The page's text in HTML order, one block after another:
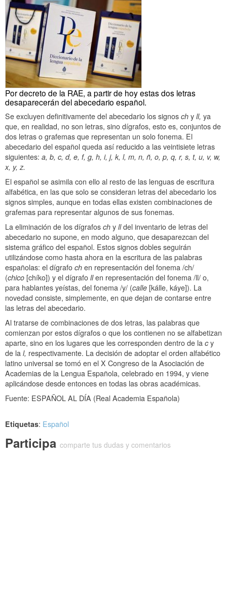
Por decreto de la RAE, a partir de hoy estas dos letras
desaparecerán del abecedario español.
Se excluyen definitivamente del abecedario los signos ch y ll, ya
que, en realidad, no son letras, sino dígrafos, esto es, conjuntos de
dos letras o grafemas que representan un solo fonema. El
abecedario del español queda así reducido a las veintisiete letras
siguientes: a, b, c, d, e, f, g, h, i, j, k, l, m, n, ñ, o, p, q, r, s, t, u, v, w,
x, y, z.
El español se asimila con ello al resto de las lenguas de escritura
alfabética, en las que solo se consideran letras del abecedario los
signos simples, aunque en todas ellas existen combinaciones de
grafemas para representar algunos de sus fonemas.
La eliminación de los dígrafos ch y lldel inventario de letras del
abecedario no supone, en modo alguno, que desaparezcan del
sistema gráfico del español. Estos signos dobles seguirán
utilizándose como hasta ahora en la escritura de las palabras
españolas: el dígrafo ch en representación del fonema /ch/
(chico [chíko]) y el dígrafo llen representación del fonema /ll/ o,
para hablantes yeístas, del fonema /y/ (calle [kálle, káye]). La
novedad consiste, simplemente, en que dejan de contarse entre
las letras del abecedario.
Al tratarse de combinaciones de dos letras, las palabras que
comienzan por estos dígrafos o que los contienen no se alfabetizan
aparte, sino en los lugares que les corresponden dentro de la cy
de la l, respectivamente. La decisión de adoptar el orden alfabético
latino universal se tomó en el X Congreso de la Asociación de
Academias de la Lengua Española, celebrado en 1994, y viene
aplicándose desde entonces en todas las obras académicas.
Fuente: ESPAÑOL AL DÍA (Real Academia Española)
Etiquetas: Español
Participa comparte tus dudas y comentarios